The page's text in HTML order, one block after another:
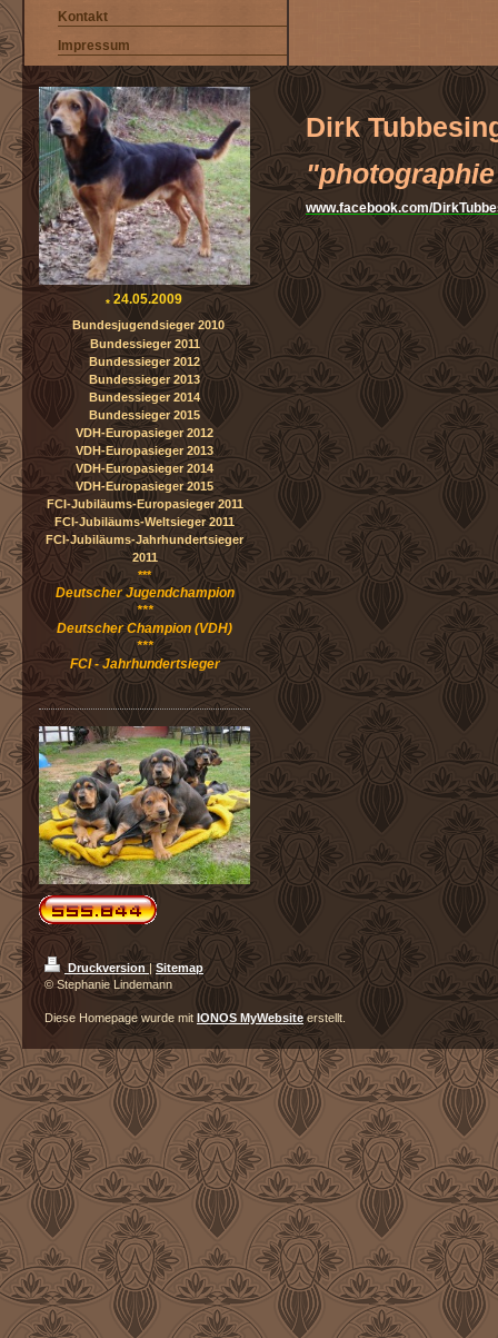
Kontakt
Impressum
Dirk
www.facebook.com/
* 24.05.2009
Bundesjugendsieger 2010
Bundessieger 2011
Bundessieger 2012
Bundessieger 2013
Bundessieger 2014
Bundessieger 2015
VDH-Europasieger 2012
VDH-Europasieger 2013
VDH-Europasieger 2014
VDH-Europasieger 2015
FCI-Jubiläums-Europasieger 2011
FCI-Jubiläums-Weltsieger 2011
FCI-Jubiläums-Jahrhundertsieger
2011
***
Deutscher Jugendchampion
***
Deutscher Champion (VDH)
***
FCI - Jahrhundertsieger
Druckversion| Sitemap
© Stephanie Lindemann
Diese Homepage wurde mit IONOS MyWebsiteerstellt.